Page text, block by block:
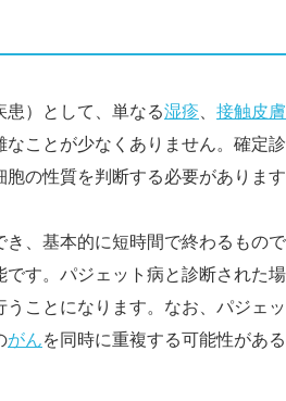
）として、単なる湿疹、 接触皮
なことが少なくありません。確定
の性質を判断する必要がありま
、基本的に短時間で終わるもの
す。パジェット病と診断された
ことになります。なお、パジェ
がんを同時に重複する可能性があ